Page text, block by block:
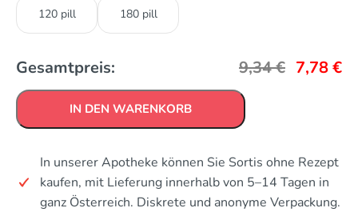
120 pill 180 pill
Gesamtpreis: 9,34€ 7,78€
IN DEN WARENKORB
In unserer Apotheke können Sie Sortis ohne Rezept
kaufen, mit Lieferung innerhalb von 5–14 Tagen in
ganz Österreich. Diskrete und anonyme Verpackung.